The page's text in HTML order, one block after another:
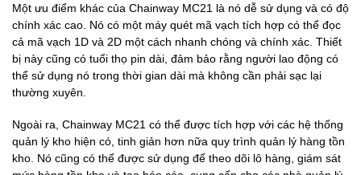
Một ưu điểm khác của Chainway MC21 là nó dễ sử dụng và có độ
chính xác cao. Nó có một máy quét mã vạch tích hợp có thể đọc
cả mã vạch 1D và 2D một cách nhanh chóng và chính xác. Thiết
bị này cũng có tuổi thọ pin dài, đảm bảo rằng người lao động có
thể sử dụng nó trong thời gian dài mà không cần phải sạc lại
thường xuyên.
Ngoài ra, Chainway MC21 có thể được tích hợp với các hệ thống
quản lý kho hiện có, tinh giản hơn nữa quy trình quản lý hàng tồn
kho. Nó cũng có thể được sử dụng để theo dõi lô hàng, giám sát